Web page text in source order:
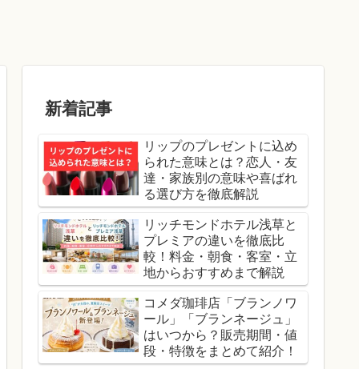
新着記事
リップのプレゼントに込め
られた意味とは？恋人・友
達・家族別の意味や喜ばれ
る選び方を徹底解説
リッチモンドホテル浅草と
プレミアの違いを徹底比
較！料金・朝食・客室・立
地からおすすめまで解説
コメダ珈琲店「ブランノワ
ール」「ブランネージュ」
はいつから？販売期間・値
段・特徴をまとめて紹介！